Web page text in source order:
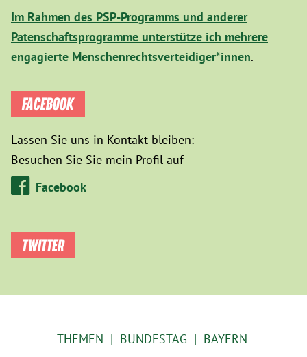
Im Rahmen des PSP-Programms und anderer
Patenschaftsprogramme unterstütze ich mehrere
engagierte Menschenrechtsverteidiger*innen.
FACEBOOK
Lassen Sie uns in Kontakt bleiben:
Besuchen Sie Sie mein Profil auf
Facebook
TWITTER
THEMEN BUNDESTAG BAYERN